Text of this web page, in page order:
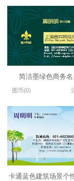
简洁墨绿色商务名
图币(0)
卡通蓝色建筑场景个